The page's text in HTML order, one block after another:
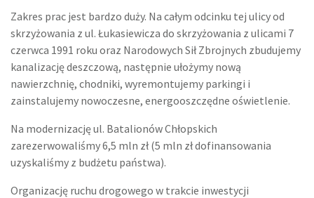
Zakres prac jest bardzo duży. Na całym odcinku tej ulicy od
skrzyżowania z ul. Łukasiewicza do skrzyżowania z ulicami 7
czerwca 1991 roku oraz Narodowych Sił Zbrojnych zbudujemy
kanalizację deszczową, następnie ułożymy nową
nawierzchnię, chodniki, wyremontujemy parkingi i
zainstalujemy nowoczesne, energooszczędne oświetlenie.
Na modernizację ul. Batalionów Chłopskich
zarezerwowaliśmy 6,5 mln zł (5 mln zł dofinansowania
uzyskaliśmy z budżetu państwa).
Organizację ruchu drogowego w trakcie inwestycji